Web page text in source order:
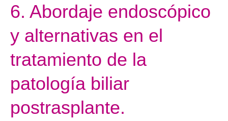
6. Abordaje endoscópico
y alternativas en el
tratamiento de la
patología biliar
postrasplante.
6.
Abordaje
endoscópico
y
alternativas
el
tratamiento
de